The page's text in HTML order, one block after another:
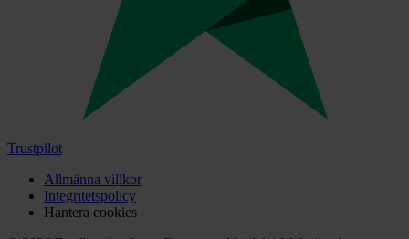
Trustpilot
Allmänna villkor
Integritetspolicy
Hantera cookies